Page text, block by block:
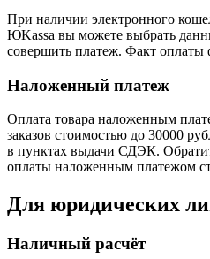
При наличии электронного
ЮKassa вы можете выбрать
совершить платеж. Факт оплаты
Наложенный платеж
Оплата товара наложенным
заказов стоимостью до 30000
в пунктах выдачи СДЭК.
оплаты наложенным платежом
Для юридических
Наличный расчёт